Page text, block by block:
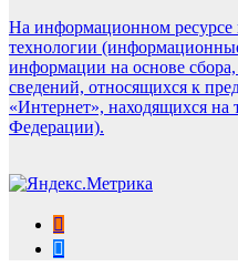
На информационном ресурсе
технологии
информации на основе
сведений, относящихся к
«Интернет», находящихся на
Федерации).